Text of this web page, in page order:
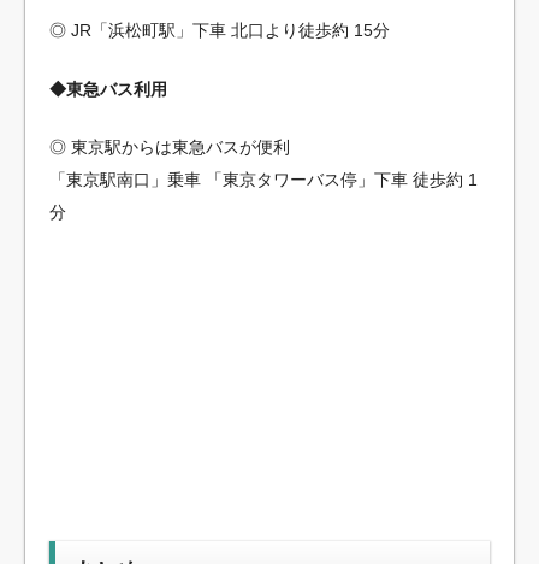
◎ JR「浜松町駅」下車 北口より徒歩約 15分
◆東急バス利用
◎ 東京駅からは東急バスが便利
「東京駅南口」乗車 「東京タワーバス停」下車 徒歩約 1
分